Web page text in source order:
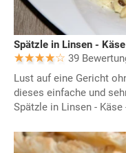
Spätzle in Linsen -
39
Lust auf eine Gericht
dieses einfache und
Spätzle in Linsen - Käse